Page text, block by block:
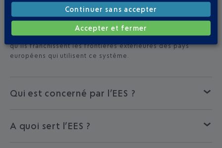
(«Entry/Exit System» ou système d’entrée/de
sortie) est unsystème informatique automatisé
permettant d’enregistrer les ressortissants de pays
tiers voyageant pour un court séjour, chaque fois
qu’ils franchissent les frontières extérieures des pays
européens qui utilisent ce système.
Qui est concerné par l’EES ?
A quoi sert l’EES ?
Continuer sans accepter
Accepter et fermer